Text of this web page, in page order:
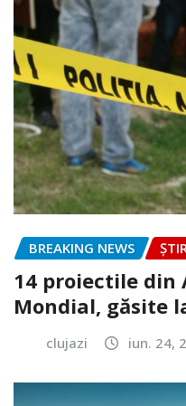
BREAKING NEWS
14 proiectile din
Mondial, găsite
clujazi iun. 24,